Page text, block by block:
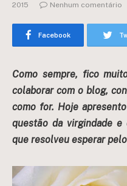
2015
Nenhum comentário
Facebook
Como sempre, fico
colaborar com o blog,
como for. Hoje
questão da virgindade
que resolveu esperar